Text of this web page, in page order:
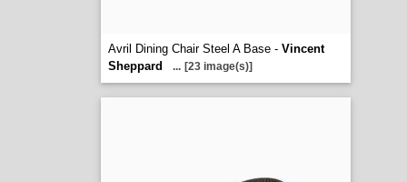
Avril Dining Chair Steel A Base - Vincent
Sheppard
... [23 image(s)]